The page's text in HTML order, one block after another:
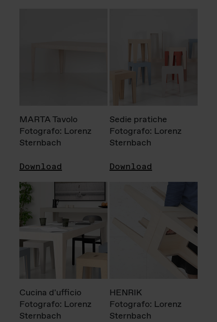
MARTA Tavolo
Fotografo: Lorenz
Sternbach
Download
Sedie pratiche
Fotografo: Lorenz
Sternbach
Download
Cucina d'ufficio
Fotografo: Lorenz
Sternbach
HENRIK
Fotografo: Lorenz
Sternbach